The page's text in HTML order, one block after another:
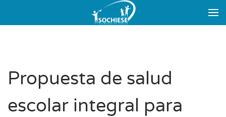
Propuesta de salud
escolar integral para